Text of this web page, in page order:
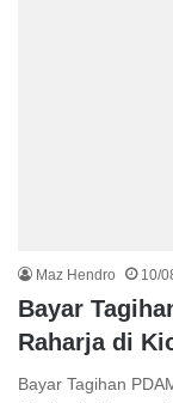
Maz Hendro 10/
Bayar
Raharja di
Bayar Tagihan